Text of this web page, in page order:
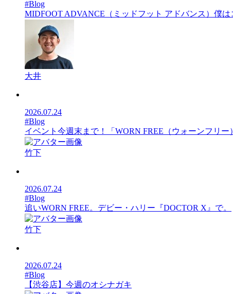
#Blog
MIDFOOT ADVANCE（ミッドフット アドバンス）僕は
大井
2026.07.24
#Blog
イベント今週末まで！「WORN FREE（ウォーンフリ
竹下
2026.07.24
#Blog
追いWORN FREE。デビー・ハリー『DOCTOR X』で。
竹下
2026.07.24
#Blog
【渋谷店】今週のオシナガキ